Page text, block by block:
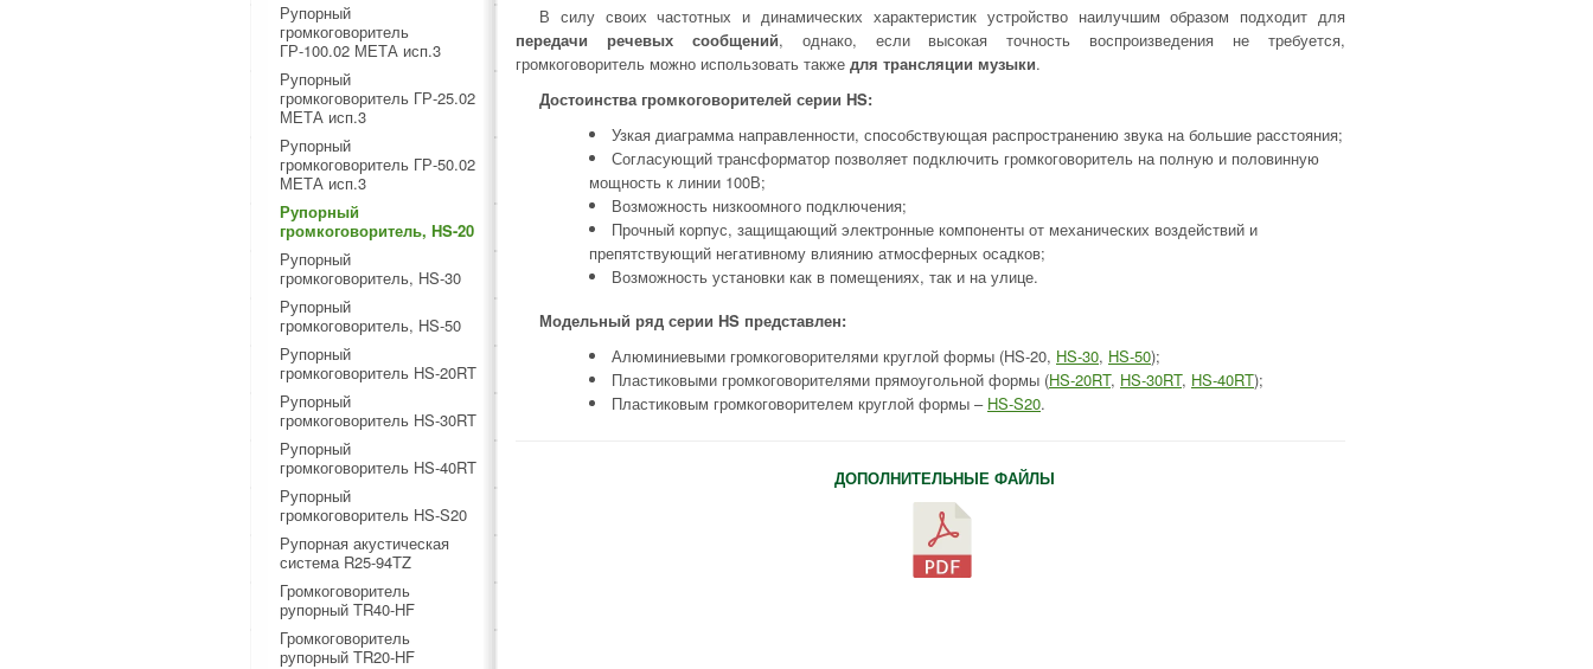
В силу своих частотных и динамических характеристик устройство наилучшим образом подходит для
передачи речевых сообщений, однако, если высокая точность воспроизведения не требуется,
громкоговоритель можно использовать также для трансляции музыки.
Достоинства громкоговорителей серии HS:
Узкая диаграмма направленности, способствующая распространению звука на большие расстояния;
Согласующий трансформатор позволяет подключить громкоговоритель на полную и половинную
мощность к линии 100В;
Возможность низкоомного подключения;
Прочный корпус, защищающий электронные компоненты от механических воздействий и
препятствующий негативному влиянию атмосферных осадков;
Возможность установки как в помещениях, так и на улице.
Модельный ряд серии HS представлен:
Алюминиевыми громкоговорителями круглой формы (HS-20, HS-30, HS-50);
Пластиковыми громкоговорителями прямоугольной формы (HS-20RT, HS-30RT, HS-40RT);
Пластиковым громкоговорителем круглой формы – HS-S20.
ДОПОЛНИТЕЛЬНЫЕ ФАЙЛЫ
Рупорный
громкоговоритель
ГР-100.02 МЕТА исп.3
Рупорный
громкоговоритель ГР-25.02
МЕТА исп.3
Рупорный
громкоговоритель ГР-50.02
МЕТА исп.3
Рупорный
громкоговоритель, HS-20
Рупорный
громкоговоритель, HS-30
Рупорный
громкоговоритель, HS-50
Рупорный
громкоговоритель HS-20RT
Рупорный
громкоговоритель HS-30RT
Рупорный
громкоговоритель HS-40RT
Рупорный
громкоговоритель HS-S20
Рупорная акустическая
система R25-94TZ
Громкоговоритель
рупорный TR40-HF
Громкоговоритель
рупорный TR20-HF